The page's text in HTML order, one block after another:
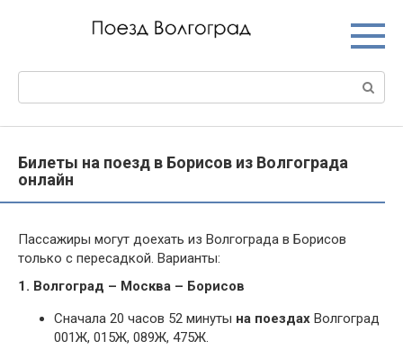
Билеты на поезд в Борисов из Волгограда
онлайн
Пассажиры могут доехать из Волгограда в Борисов
только с пересадкой. Варианты:
1. Волгоград – Москва – Борисов
Сначала 20 часов 52 минуты на поездах Волгоград
001Ж, 015Ж, 089Ж, 475Ж.